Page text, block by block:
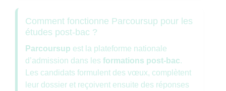
Comment fonctionne Parcoursup pour les
études post-bac ?
Parcoursup est la plateforme nationale
d’admission dans les formations post-bac.
Les candidats formulent des vœux, complètent
leur dossier et reçoivent ensuite des réponses